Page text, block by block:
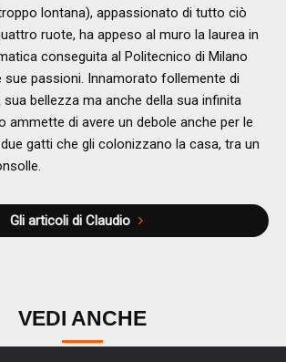
lontana), appassionato di tutto ciò
ruote, ha appeso al muro la laurea in
conseguita al Politecnico di Milano
sue passioni. Innamorato follemente di
sua bellezza ma anche della sua infinita
ammette di avere un debole anche per le
gatti che gli colonizzano la casa, tra un
Gli articoli di Claudio
VEDI ANCHE